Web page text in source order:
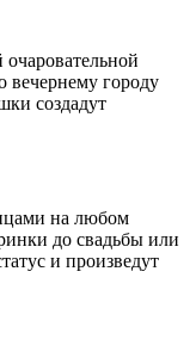
вечернему городу
создадут
на любом
до свадьбы или
и произведут